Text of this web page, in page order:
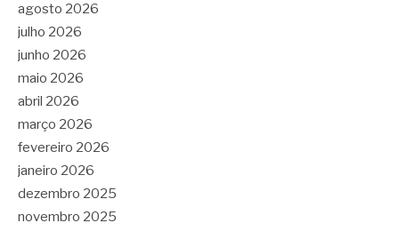
agosto 2026
julho 2026
junho 2026
maio 2026
abril 2026
março 2026
fevereiro 2026
janeiro 2026
dezembro 2025
novembro 2025